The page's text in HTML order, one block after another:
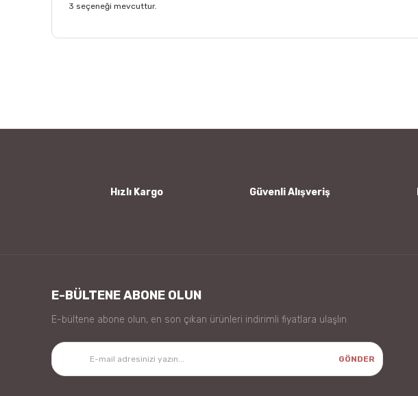
3 seçeneği mevcuttur.
Hızlı Kargo Güvenli Alışveriş
E-BÜLTENE ABONE OLUN
E-bültene abone olun, en son çıkan ürünleri indirimli fiyatlara ulaşlın
GÖNDER